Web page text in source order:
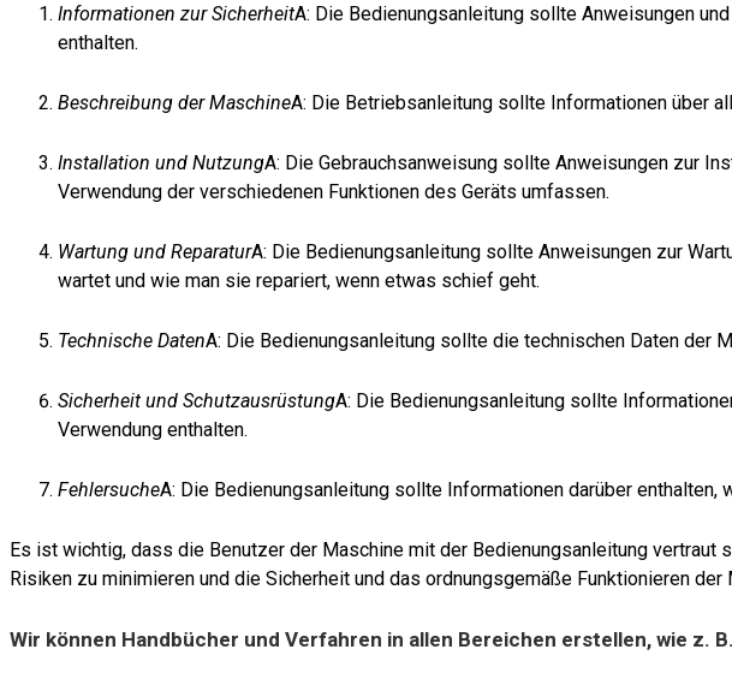
Informationen zur SicherheitA: Die Bedienungsanleitung sollte Anweisungen
enthalten.
Beschreibung der MaschineA: Die Betriebsanleitung sollte Informationen über
Installation und NutzungA: Die Gebrauchsanweisung sollte Anweisungen zur
Verwendung der verschiedenen Funktionen des Geräts umfassen.
Wartung und ReparaturA: Die Bedienungsanleitung sollte Anweisungen zur
wartet und wie man sie repariert, wenn etwas schief geht.
Technische DatenA: Die Bedienungsanleitung sollte die technischen Daten der
Sicherheit und SchutzausrüstungA: Die Bedienungsanleitung sollte
Verwendung enthalten.
FehlersucheA: Die Bedienungsanleitung sollte Informationen darüber
Es ist wichtig, dass die Benutzer der Maschine mit der Bedienungsanleitung vertraut
Risiken zu minimieren und die Sicherheit und das ordnungsgemäße Funktionieren
Wir können Handbücher und Verfahren in allen Bereichen erstellen, wie z.